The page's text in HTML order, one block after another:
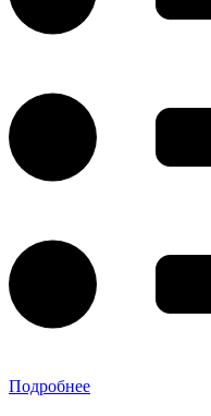
Подробнее